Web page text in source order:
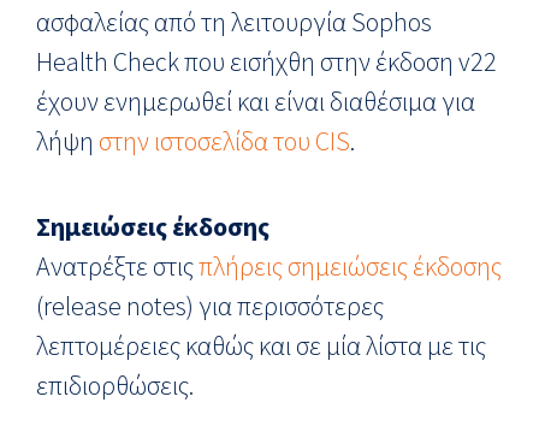
ασφαλείας από τη λειτουργία Sophos
Health Check που εισήχθη στην έκδοση v22
έχουν ενημερωθεί και είναι διαθέσιμα για
λήψη στην ιστοσελίδα του CIS.
Σημειώσεις έκδοσης
Ανατρέξτε στιςπλήρεις σημειώσεις έκδοσης
(release notes) για περισσότερες
λεπτομέρειες καθώς και σε μία λίστα με τις
επιδιορθώσεις.